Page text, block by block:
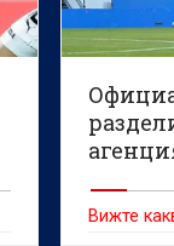
Вижте